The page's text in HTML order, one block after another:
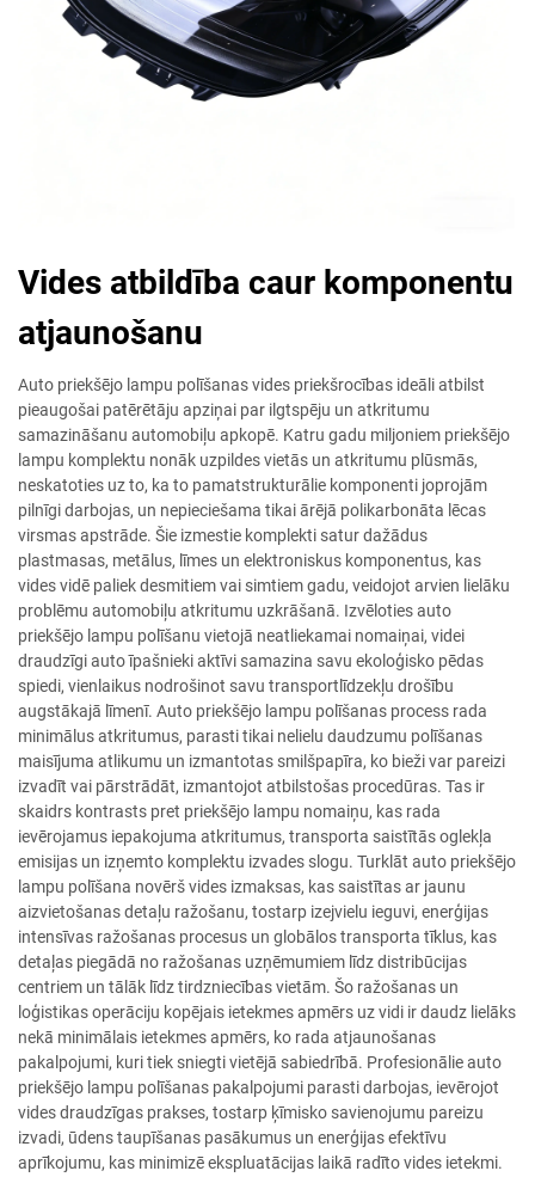
Vides atbildība caur komponentu
atjaunošanu
Auto priekšējo lampu polīšanas vides priekšrocības ideāli atbilst
pieaugošai patērētāju apziņai par ilgtspēju un atkritumu
samazināšanu automobiļu apkopē. Katru gadu miljoniem priekšējo
lampu komplektu nonāk uzpildes vietās un atkritumu plūsmās,
neskatoties uz to, ka to pamatstrukturālie komponenti joprojām
pilnīgi darbojas, un nepieciešama tikai ārējā polikarbonāta lēcas
virsmas apstrāde. Šie izmestie komplekti satur dažādus
plastmasas, metālus, līmes un elektroniskus komponentus, kas
vides vidē paliek desmitiem vai simtiem gadu, veidojot arvien lielāku
problēmu automobiļu atkritumu uzkrāšanā. Izvēloties auto
priekšējo lampu polīšanu vietojā neatliekamai nomaiņai, videi
draudzīgi auto īpašnieki aktīvi samazina savu ekoloģisko pēdas
spiedi, vienlaikus nodrošinot savu transportlīdzekļu drošību
augstākajā līmenī. Auto priekšējo lampu polīšanas process rada
minimālus atkritumus, parasti tikai nelielu daudzumu polīšanas
maisījuma atlikumu un izmantotas smilšpapīra, ko bieži var pareizi
izvadīt vai pārstrādāt, izmantojot atbilstošas procedūras. Tas ir
skaidrs kontrasts pret priekšējo lampu nomaiņu, kas rada
ievērojamus iepakojuma atkritumus, transporta saistītās oglekļa
emisijas un izņemto komplektu izvades slogu. Turklāt auto priekšējo
lampu polīšana novērš vides izmaksas, kas saistītas ar jaunu
aizvietošanas detaļu ražošanu, tostarp izejvielu ieguvi, enerģijas
intensīvas ražošanas procesus un globālos transporta tīklus, kas
detaļas piegādā no ražošanas uzņēmumiem līdz distribūcijas
centriem un tālāk līdz tirdzniecības vietām. Šo ražošanas un
loģistikas operāciju kopējais ietekmes apmērs uz vidi ir daudz lielāks
nekā minimālais ietekmes apmērs, ko rada atjaunošanas
pakalpojumi, kuri tiek sniegti vietējā sabiedrībā. Profesionālie auto
priekšējo lampu polīšanas pakalpojumi parasti darbojas, ievērojot
vides draudzīgas prakses, tostarp ķīmisko savienojumu pareizu
izvadi, ūdens taupīšanas pasākumus un enerģijas efektīvu
aprīkojumu, kas minimizē ekspluatācijas laikā radīto vides ietekmi.